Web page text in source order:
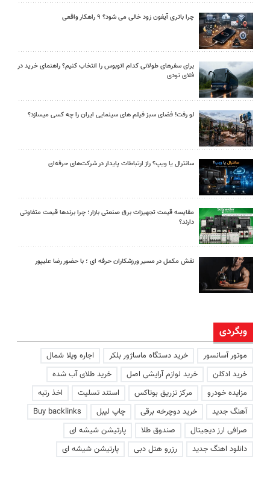
چرا باتری آیفون زود خالی می شود؟ ۹ راهکار واقعی
برای سفرهای طولانی کدام اتوبوس را انتخاب کنیم؟ راهنمای خرید در
فلای تودی
لو رفت! فضای سبز فیلم های سینمایی ایران را چه کسی میسازد؟
سانترال یا ویپ؟ راز ارتباطات پایدار در شرکت‌های حرفه‌ای
مقایسه قیمت تجهیزات برق صنعتی بازار؛ چرا برندها قیمت متفاوتی
دارند؟
نقش مکمل در مسیر ورزشکاران حرفه ای ؛ با حضور رضا علیپور
وبگردی
موتور آسانسور خرید دستگاه ماساژور بلکر
اجاره ویلا شمال
خرید ادکلن
خرید لوازم آرایشی اصل
خرید طلای آب شده
مزایده خودرو
مرکز تزریق بوتاکس استند تسلیت
اخذ رتبه
آهنگ جدید
خرید دوچرخه برقی چاپ لیبل
Buy backlinks
صرافی ارز دیجیتال
صندوق طلا
پارتیشن شیشه ای
دانلود اهنگ جدید
رزرو هتل دبی پارتیشن شیشه ای